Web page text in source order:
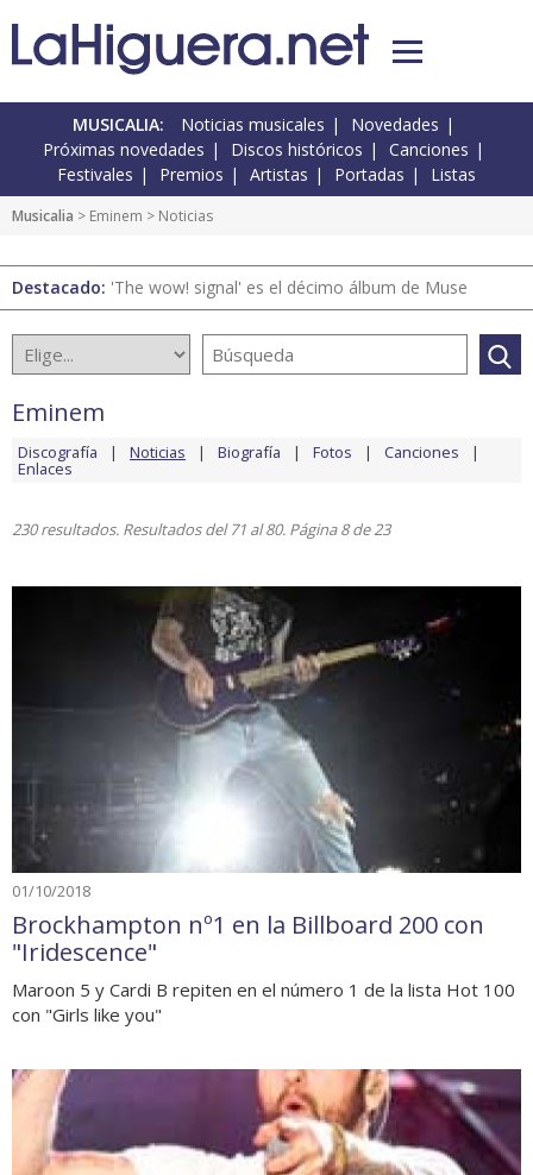
MUSICALIA: Noticias musicales
Novedades
Próximas novedades
Discos históricos
Canciones
Festivales
Premios Artistas Portadas Listas
Musicalia > Eminem > Noticias
Destacado: 'The wow! signal' es el décimo álbum de Muse
Eminem
Discografía Noticias Biografía Fotos Canciones
Enlaces
230 resultados. Resultados del 71 al 80. Página 8 de 23
01/10/2018
Brockhampton nº1 en la Billboard 200 con
"Iridescence"
Maroon 5 y Cardi B repiten en el número 1 de la lista Hot 100
con "Girls like you"